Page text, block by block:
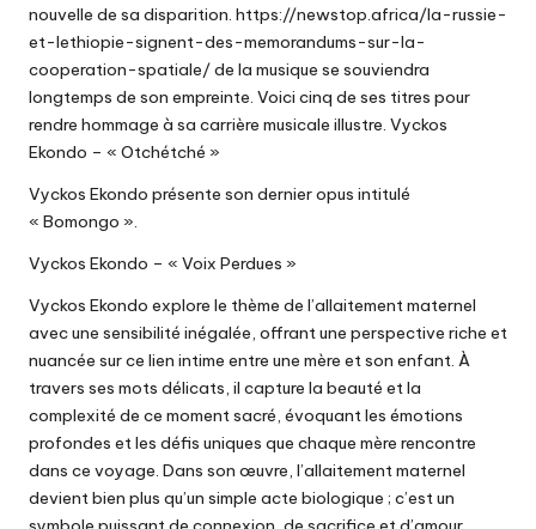
nouvelle de sa disparition. https://newstop.africa/la-russie-
et-lethiopie-signent-des-memorandums-sur-la-
cooperation-spatiale/de la musique se souviendra
longtemps de son empreinte. Voici cinq de ses titres pour
rendre hommage à sa carrière musicale illustre. Vyckos
Ekondo – « Otchétché »
Vyckos Ekondo présente son dernier opus intitulé
« Bomongo ».
Vyckos Ekondo – « Voix Perdues »
Vyckos Ekondo explore le thème de l’allaitement maternel
avec une sensibilité inégalée, offrant une perspective riche et
nuancée sur ce lien intime entre une mère et son enfant. À
travers ses mots délicats, il capture la beauté et la
complexité de ce moment sacré, évoquant les émotions
profondes et les défis uniques que chaque mère rencontre
dans ce voyage. Dans son œuvre, l’allaitement maternel
devient bien plus qu’un simple acte biologique ; c’est un